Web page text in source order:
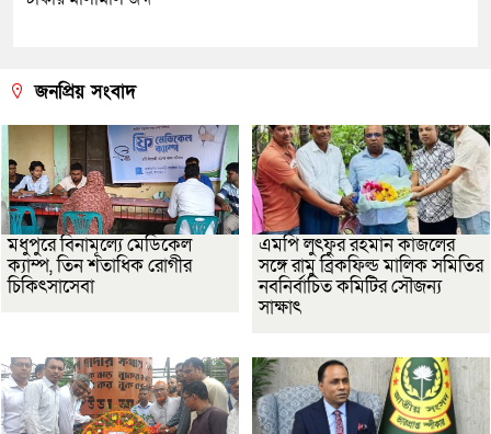
জনপ্রিয় সংবাদ
মধুপুরে বিনামূল্যে মেডিকেল
ক্যাম্প, তিন শতাধিক রোগীর
চিকিৎসাসেবা
এমপি লুৎফুর রহমান কাজলের
সঙ্গে রামু ব্রিকফিল্ড মালিক সমিতির
নবনির্বাচিত কমিটির সৌজন্য
সাক্ষাৎ